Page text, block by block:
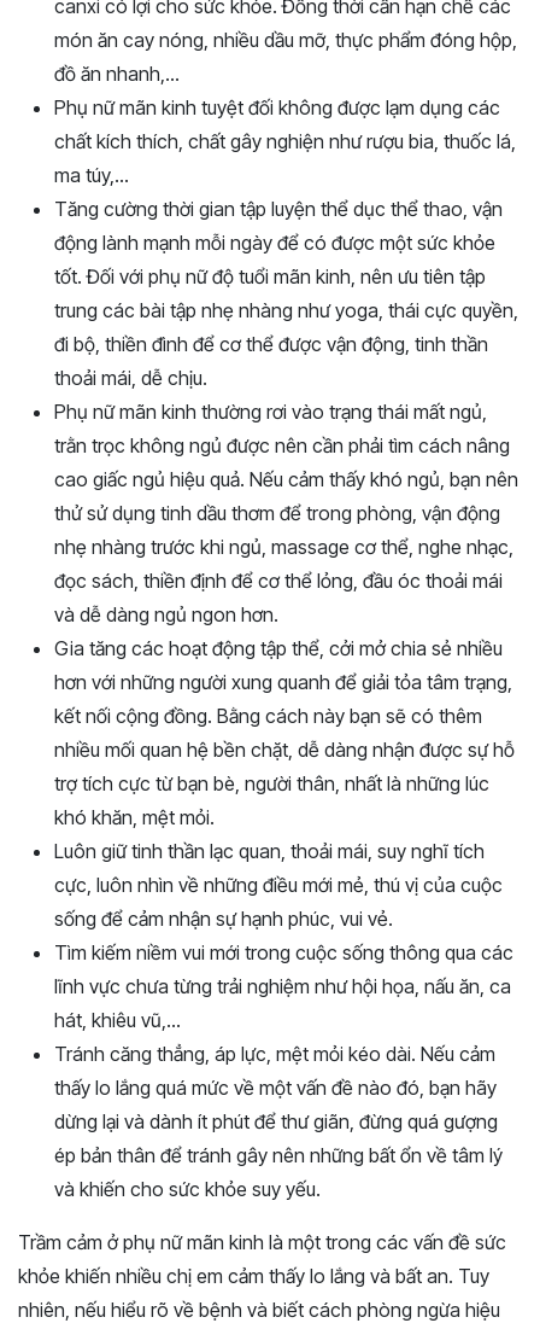
canxi có lợi cho sức khỏe. Đồng thời cần hạn chế các
món ăn cay nóng, nhiều dầu mỡ, thực phẩm đóng hộp,
đồ ăn nhanh,…
Phụ nữ mãn kinh tuyệt đối không được lạm dụng các
chất kích thích, chất gây nghiện như rượu bia, thuốc lá,
ma túy,…
Tăng cường thời gian tập luyện thể dục thể thao, vận
động lành mạnh mỗi ngày để có được một sức khỏe
tốt. Đối với phụ nữ độ tuổi mãn kinh, nên ưu tiên tập
trung các bài tập nhẹ nhàng như yoga, thái cực quyền,
đi bộ, thiền đình để cơ thể được vận động, tinh thần
thoải mái, dễ chịu.
Phụ nữ mãn kinh thường rơi vào trạng thái mất ngủ,
trằn trọc không ngủ được nên cần phải tìm cách nâng
cao giấc ngủ hiệu quả. Nếu cảm thấy khó ngủ, bạn nên
thử sử dụng tinh dầu thơm để trong phòng, vận động
nhẹ nhàng trước khi ngủ, massage cơ thể, nghe nhạc,
đọc sách, thiền định để cơ thể lỏng, đầu óc thoải mái
và dễ dàng ngủ ngon hơn.
Gia tăng các hoạt động tập thể, cởi mở chia sẻ nhiều
hơn với những người xung quanh để giải tỏa tâm trạng,
kết nối cộng đồng. Bằng cách này bạn sẽ có thêm
nhiều mối quan hệ bền chặt, dễ dàng nhận được sự hỗ
trợ tích cực từ bạn bè, người thân, nhất là những lúc
khó khăn, mệt mỏi.
Luôn giữ tinh thần lạc quan, thoải mái, suy nghĩ tích
cực, luôn nhìn về những điều mới mẻ, thú vị của cuộc
sống để cảm nhận sự hạnh phúc, vui vẻ.
Tìm kiếm niềm vui mới trong cuộc sống thông qua các
lĩnh vực chưa từng trải nghiệm như hội họa, nấu ăn, ca
hát, khiêu vũ,…
Tránh căng thẳng, áp lực, mệt mỏi kéo dài. Nếu cảm
thấy lo lắng quá mức về một vấn đề nào đó, bạn hãy
dừng lại và dành ít phút để thư giãn, đừng quá gượng
ép bản thân để tránh gây nên những bất ổn về tâm lý
và khiến cho sức khỏe suy yếu.
Trầm cảm ở phụ nữ mãn kinh là một trong các vấn đề sức
khỏe khiến nhiều chị em cảm thấy lo lắng và bất an. Tuy
nhiên, nếu hiểu rõ về bệnh và biết cách phòng ngừa hiệu